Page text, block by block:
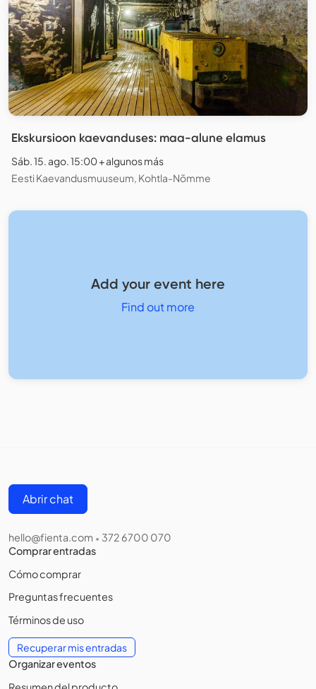
Ekskursioon kaevanduses: maa-alune elamus
Sáb. 15. ago. 15:00 + algunos más
Eesti Kaevandusmuuseum, Kohtla-Nõmme
Add your event here
Find out more
Abrir chat
hello@fienta.com • 372 6700 070
Comprar entradas
Cómo comprar
Preguntas frecuentes
Términos de uso
Recuperar mis entradas
Organizar eventos